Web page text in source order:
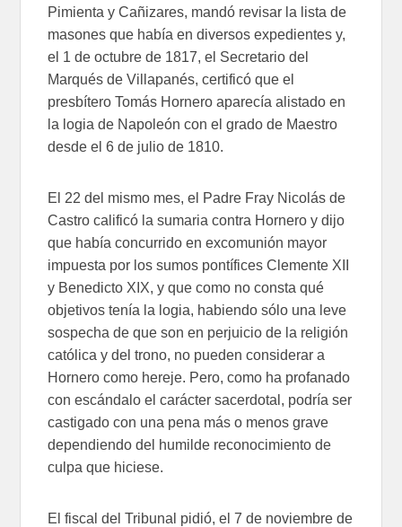
Pimienta y Cañizares, mandó revisar la lista de
masones que había en diversos expedientes y,
el 1 de octubre de 1817, el Secretario del
Marqués de Villapanés, certificó que el
presbítero Tomás Hornero aparecía alistado en
la logia de Napoleón con el grado de Maestro
desde el 6 de julio de 1810.
El 22 del mismo mes, el Padre Fray Nicolás de
Castro calificó la sumaria contra Hornero y dijo
que había concurrido en excomunión mayor
impuesta por los sumos pontífices Clemente XII
y Benedicto XIX, y que como no consta qué
objetivos tenía la logia, habiendo sólo una leve
sospecha de que son en perjuicio de la religión
católica y del trono, no pueden considerar a
Hornero como hereje. Pero, como ha profanado
con escándalo el carácter sacerdotal, podría ser
castigado con una pena más o menos grave
dependiendo del humilde reconocimiento de
culpa que hiciese.
El fiscal del Tribunal pidió, el 7 de noviembre de